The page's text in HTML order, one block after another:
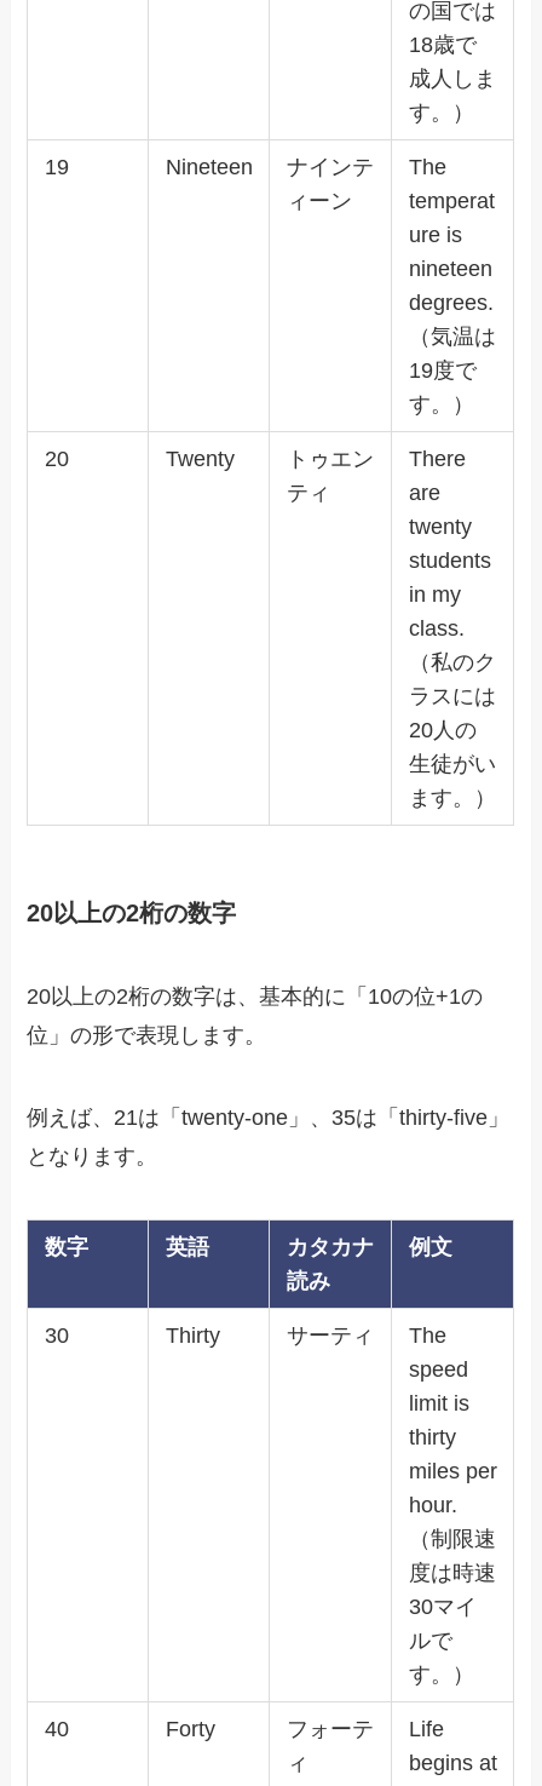
の国では
18歳で
成人しま
す。）
19 Nineteen
ナインテ
ィーン
The
temperat
ure is
nineteen
degrees.
（気温は
19度で
す。）
20 Twenty
トゥエン
ティ
There
are
twenty
students
in my
class.
（私のク
ラスには
20人の
生徒がい
ます。）
20以上の2桁の数字
20以上の2桁の数字は、基本的に「10の位+1の
位」の形で表現します。
例えば、21は「twenty-one」、35は「thirty-five」
となります。
数字 英語
カタカナ
読み
例文
30 Thirty サーティ
The
speed
limit is
thirty
miles per
hour.
（制限速
度は時速
30マイ
ルで
す。）
40 Forty
フォーテ
ィ
Life
begins at